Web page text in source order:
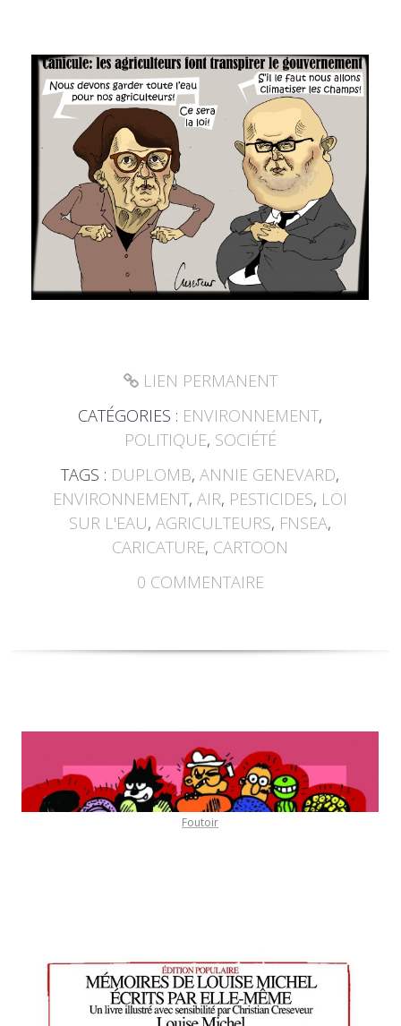
LIEN PERMANENT
CATÉGORIES : ENVIRONNEMENT,
POLITIQUE, SOCIÉTÉ
TAGS : DUPLOMB,ANNIE GENEVARD,
ENVIRONNEMENT,AIR, PESTICIDES, LOI
SUR L'EAU,AGRICULTEURS, FNSEA,
CARICATURE, CARTOON
0 COMMENTAIRE
Foutoir